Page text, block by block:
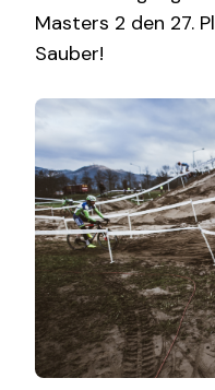
Masters 2 den 27.
Sauber!